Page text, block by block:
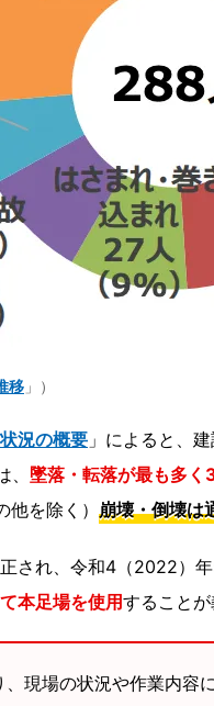
移 」）
況の概要 」によると、
墜落・転落が最も多
を除く） 崩壊・倒壊は
され、令和4（2022）年
本足場を使用することが
現場の状況や作業内容